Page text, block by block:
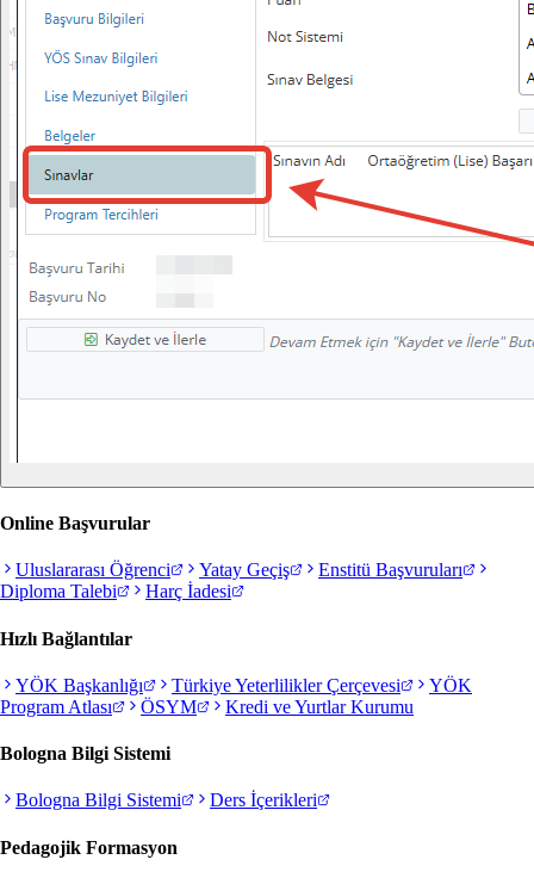
Online Başvurular
Uluslararası Öğrenci Yatay Geçiş
Enstitü Başvuruları
Diploma Talebi
Harç İadesi
Hızlı Bağlantılar
YÖK Başkanlığı Türkiye Yeterlilikler Çerçevesi
YÖK
Program Atlası
ÖSYM Kredi ve Yurtlar Kurumu
Bologna Bilgi Sistemi
Bologna Bilgi Sistemi Ders İçerikleri
Pedagojik Formasyon